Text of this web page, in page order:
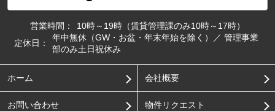
営業時間：
10時～19時（賃貸管理課のみ10時～17時）
定休日：
年中無休（GW・お盆・年末年始を除く）／ 管理事業
部のみ土日祝休み
ホーム 会社概要
お問い合わせ 物件リクエスト